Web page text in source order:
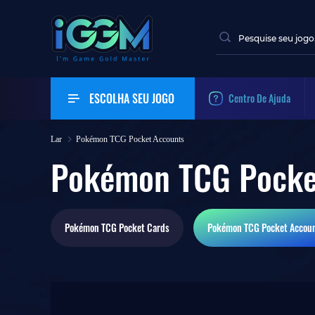
ESCOLHA SEU JOGO Centro De Ajuda
Lar Pokémon TCG Pocket Accounts
Pokémon TCG
Pokémon TCG PocketCards Pokémon TCG Pocket